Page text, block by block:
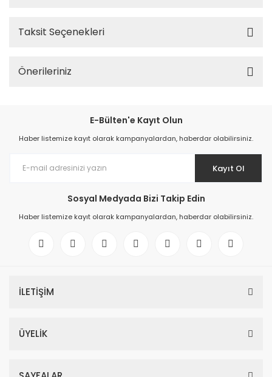
Taksit Seçenekleri
Önerileriniz
E-Bülten'e Kayıt Olun
Haber listemize kayıt olarak kampanyalardan, haberdar olabilirsiniz.
Kayıt Ol
Sosyal Medyada Bizi Takip Edin
Haber listemize kayıt olarak kampanyalardan, haberdar olabilirsiniz.
İLETİŞİM
ÜYELİK